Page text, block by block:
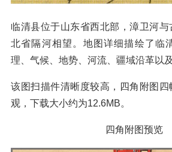
临清县位于山东省西北部，漳卫河
北省隔河相望。地图详细描绘了临
理、气候、地势、河流、疆域沿革以
该图扫描件清晰度较高，四角附图
观，下载大小约为12.6MB。
四角附图预览